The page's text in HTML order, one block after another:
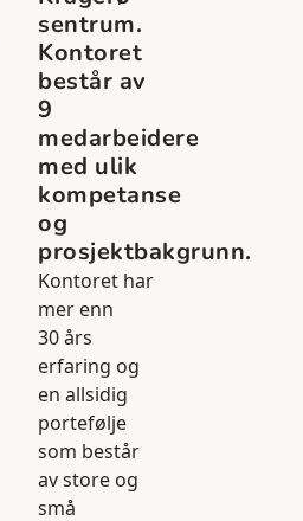
sentrum.
Kontoret
består av
9
medarbeidere
med ulik
kompetanse
og
prosjektbakgrunn.
Kontoret har
mer enn
30 års
erfaring og
en allsidig
portefølje
som består
av store og
små